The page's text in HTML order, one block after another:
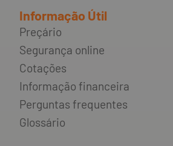
Informação Útil
Preçário
Segurança online
Cotações
Informação financeira
Perguntas frequentes
Glossário